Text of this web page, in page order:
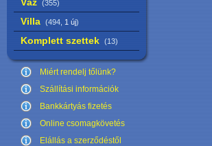
(355)
Villa (494, 1 új)
Komplett szettek (13)
Miért rendelj tőlünk?
Szállítási információk
Bankkártyás fizetés
Online csomagkövetés
Elállás a szerződéstől